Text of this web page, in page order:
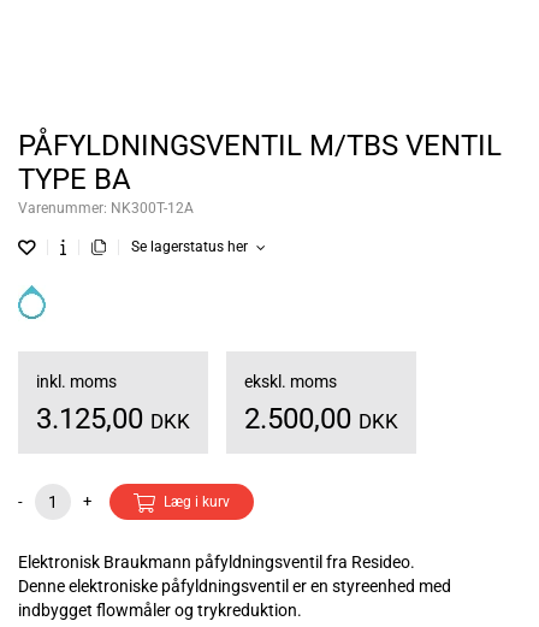
PÅFYLDNINGSVENTIL M/TBS VENTIL
TYPE BA
Varenummer: NK300T-12A
Se lagerstatus her
inkl. moms
3.125,00 DKK
ekskl. moms
2.500,00 DKK
- + Læg i kurv
Elektronisk Braukmann påfyldningsventil fra Resideo.
Denne elektroniske påfyldningsventil er en styreenhed med
indbygget flowmåler og trykreduktion.